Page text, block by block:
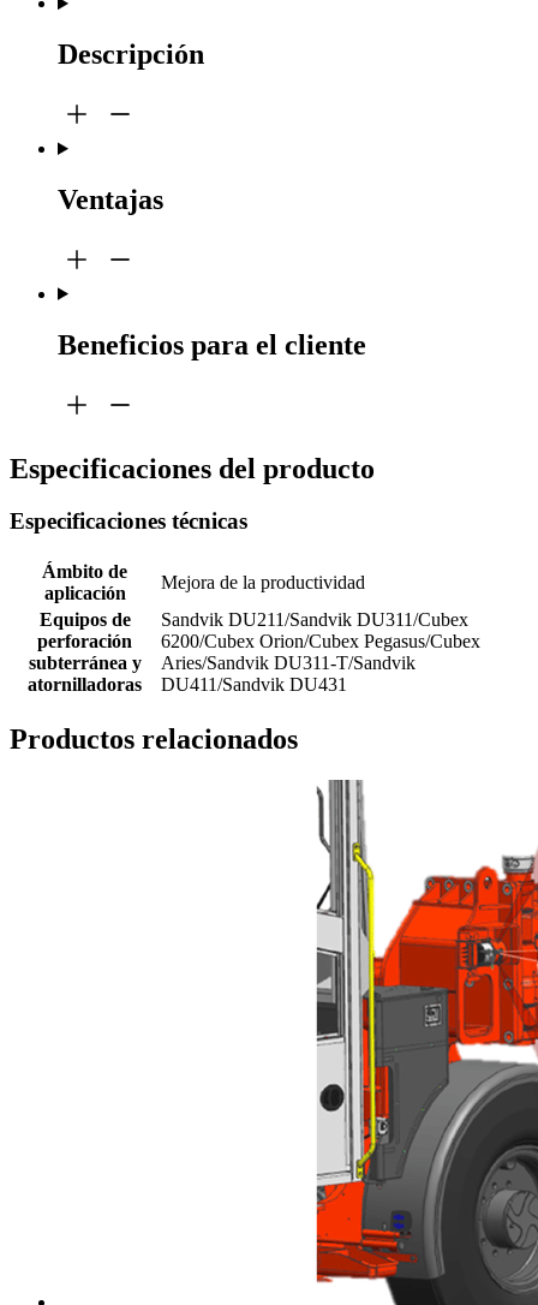
Descripción
Ventajas
Beneficios para el cliente
Especificaciones del producto
Especificaciones técnicas
Ámbito de
aplicación
Mejora de la productividad
Equipos de
perforación
subterránea y
atornilladoras
Sandvik DU211/Sandvik DU311/Cubex
6200/Cubex Orion/Cubex Pegasus/Cubex
Aries/Sandvik DU311-T/Sandvik
DU411/Sandvik DU431
Productos relacionados